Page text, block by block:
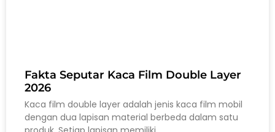
Fakta Seputar Kaca Film Double Layer
2026
Kaca film double layer adalah jenis kaca film mobil
dengan dua lapisan material berbeda dalam satu